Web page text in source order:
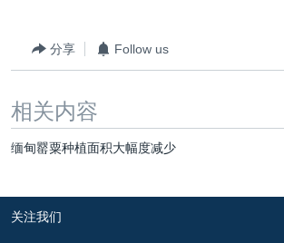
分享 Follow us
相关内容
缅甸罂粟种植面积大幅度减少
关注我们